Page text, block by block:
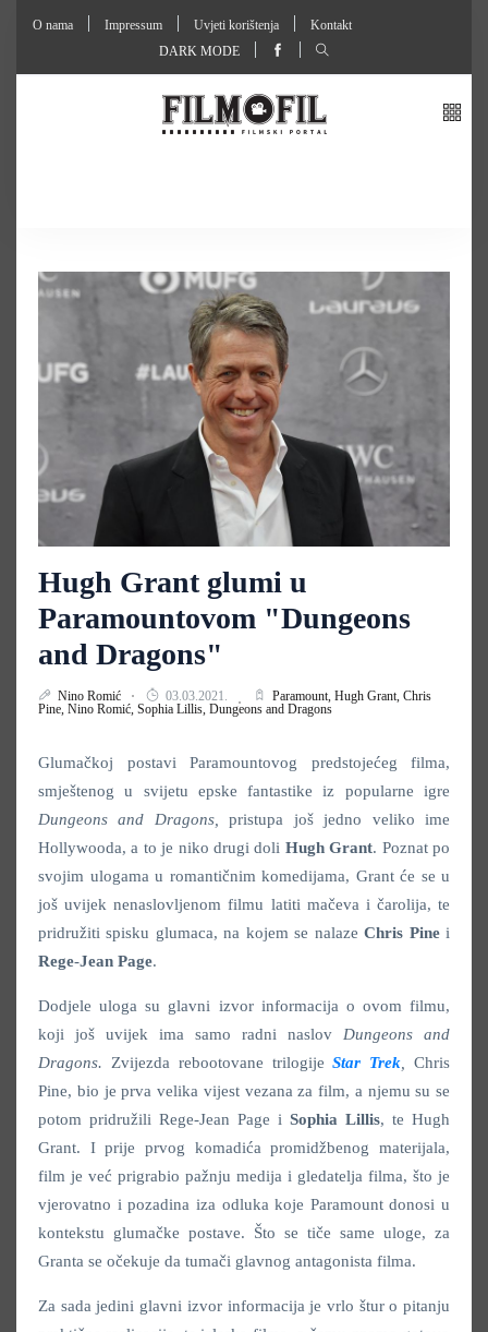
O nama Impressum Uvjeti korištenja
Kontakt
DARK MODE
Hugh Grant glumi u
Paramountovom "Dungeons
and Dragons"
Nino Romić 03.03.2021. Paramount, Hugh Grant, Chris
Pine, Nino Romić, Sophia Lillis, Dungeons and Dragons
Glumačkoj postavi Paramountovog predstojećeg filma,
smještenog u svijetu epske fantastike iz popularne igre
Dungeons and Dragons,pristupa još jedno veliko ime
Hollywooda, a to je niko drugi doli Hugh Grant. Poznat po
svojim ulogama u romantičnim komedijama, Grant će se u
još uvijek nenaslovljenom filmu latiti mačeva i čarolija, te
pridružiti spisku glumaca, na kojem se nalazeChris Pinei
Rege-Jean Page.
Dodjele uloga su glavni izvor informacija o ovom filmu,
koji još uvijek ima samo radni naslov Dungeons and
Dragons. Zvijezda rebootovane trilogijeStar Trek ,Chris
Pine, bio je prva velika vijest vezana za film, a njemu su se
potom pridružili Rege-Jean Page i Sophia Lillis, te Hugh
Grant. I prije prvog komadića promidžbenog materijala,
film je već prigrabio pažnju medija i gledatelja filma, što je
vjerovatno i pozadina iza odluka koje Paramount donosi u
kontekstu glumačke postave. Što se tiče same uloge, za
Granta se očekuje da tumači glavnog antagonista filma.
Za sada jedini glavni izvor informacija je vrlo štur o pitanju